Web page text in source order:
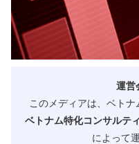
運営
このメディアは、ベト
ベトナム特化コンサルテ
によって